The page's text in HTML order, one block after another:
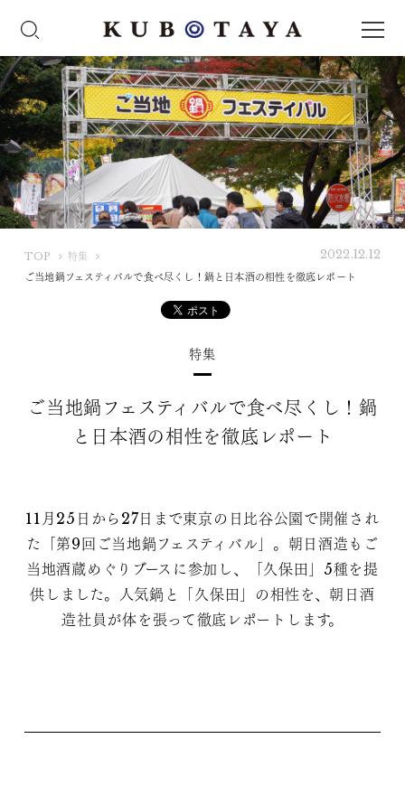
TOP
U
特集
ご当地鍋フェスティバルで食べ尽くし！鍋と日本酒の相性を徹底レポート
2022.12.12
特集
ご当地鍋フェスティバルで食べ尽くし！鍋
と日本酒の相性を徹底レポート
11月25日から27日まで東京の日比谷公園で開催され
た「第9回ご当地鍋フェスティバル」。朝日酒造もご
当地酒蔵めぐりブースに参加し、「久保田」5種を提
供しました。人気鍋と「久保田」の相性を、朝日酒
造社員が体を張って徹底レポートします。